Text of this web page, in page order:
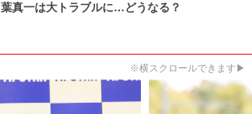
葉真一は大トラブルに…どうなる？
※横スクロールできます▶